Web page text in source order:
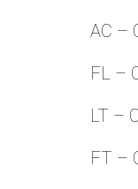
AC –
FL –
LT –
FT –